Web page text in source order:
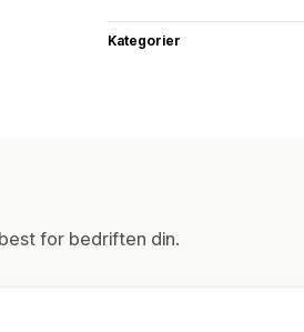
Kategorier
for bedriften din.